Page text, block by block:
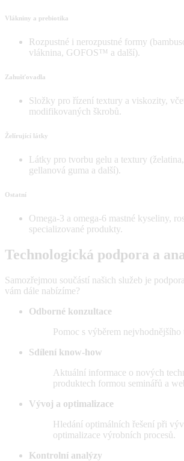
Vlákniny a prebiotika
Rozpustné i nerozpustné formy
vláknina, GOFOS™ a další).
Zahušťovadla
Složky pro řízení textury a viskozity,
modifikovaných škrobů.
Želírující látky
Látky pro tvorbu gelu a textury
gellanová guma a další).
Ostatní
Omega-3 a omega-6 mastné kyseliny,
specializované produkty.
Technologická podpora a
Samozřejmou součástí našich služeb je
vám dále nabízíme?
Odborné konzultace
Pomoc s výběrem
Sdílení know-how
Aktuální informace o nových
produktech formou seminářů a
Vývoj a optimalizace
Hledání optimálních řešení při
optimalizace výrobních procesů.
Kontrolní analýzy